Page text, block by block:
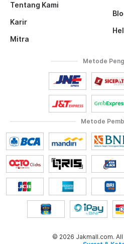
Tentang Kami
Karir
Mitra
Metode
Metode
© 2026 Jakmall.com.